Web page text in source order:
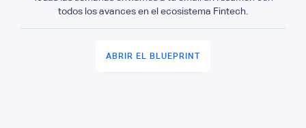
todos los avances en el ecosistema Fintech.
ABRIR EL BLUEPRINT